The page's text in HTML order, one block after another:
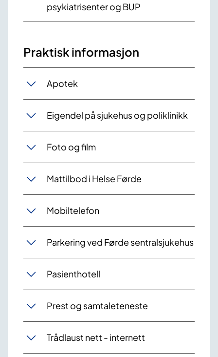
psykiatrisenter og BUP
Praktisk informasjon
Apotek
Eigendel på sjukehus og poliklinikk
Foto og film
Mattilbod i Helse Førde
Mobiltelefon
Parkering ved Førde sentralsjukehus
Pasienthotell
Prest og samtaleteneste
Trådlaust nett - internett